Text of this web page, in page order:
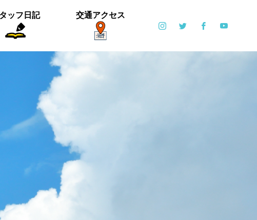
ッフ日記 交通アクセス
6月6日(土)・6月7日(日)開催！【ブリエ
の森 Vol.2】